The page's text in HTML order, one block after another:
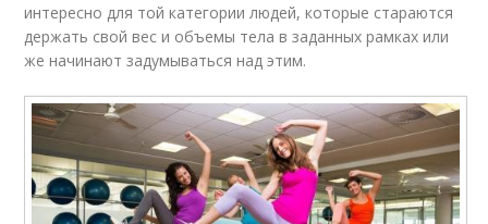
интересно для той категории людей, которые стараются
держать свой вес и объемы тела в заданных рамках или
же начинают задумываться над этим.